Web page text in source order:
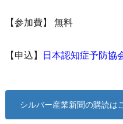
【参加費】 無料
【申込】 日本認知症予防協
シルバー産業新聞の購読は